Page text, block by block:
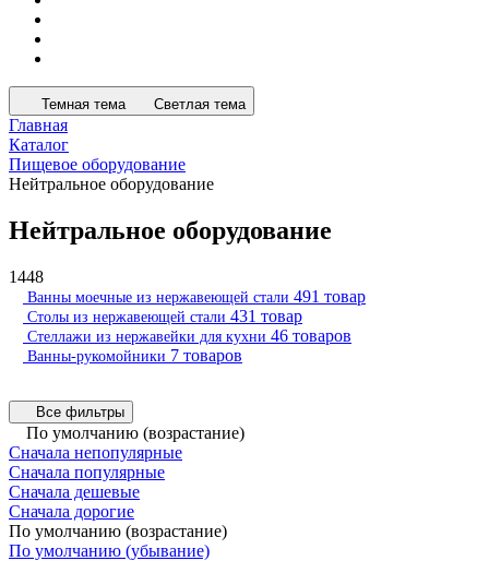
Темная тема Светлая тема
Главная
Каталог
Пищевое оборудование
Нейтральное оборудование
Нейтральное оборудование
1448
Ванны моечные из нержавеющей стали 491 товар
Столы из нержавеющей стали 431 товар
Стеллажи из нержавейки для кухни 46 товаров
Ванны-рукомойники 7 товаров
Все фильтры
По умолчанию (возрастание)
Сначала непопулярные
Сначала популярные
Сначала дешевые
Сначала дорогие
По умолчанию (возрастание)
По умолчанию (убывание)